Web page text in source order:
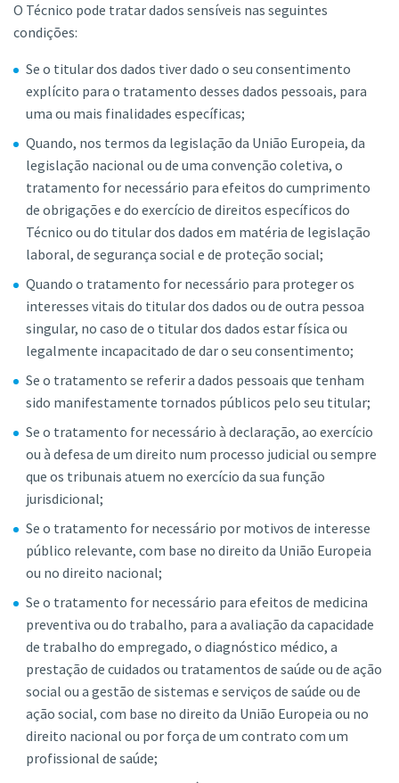
O Técnico pode tratar dados sensíveis nas seguintes
condições:
Se o titular dos dados tiver dado o seu consentimento
explícito para o tratamento desses dados pessoais, para
uma ou mais finalidades específicas;
Quando, nos termos da legislação da União Europeia, da
legislação nacional ou de uma convenção coletiva, o
tratamento for necessário para efeitos do cumprimento
de obrigações e do exercício de direitos específicos do
Técnico ou do titular dos dados em matéria de legislação
laboral, de segurança social e de proteção social;
Quando o tratamento for necessário para proteger os
interesses vitais do titular dos dados ou de outra pessoa
singular, no caso de o titular dos dados estar física ou
legalmente incapacitado de dar o seu consentimento;
Se o tratamento se referir a dados pessoais que tenham
sido manifestamente tornados públicos pelo seu titular;
Se o tratamento for necessário à declaração, ao exercício
ou à defesa de um direito num processo judicial ou sempre
que os tribunais atuem no exercício da sua função
jurisdicional;
Se o tratamento for necessário por motivos de interesse
público relevante, com base no direito da União Europeia
ou no direito nacional;
Se o tratamento for necessário para efeitos de medicina
preventiva ou do trabalho, para a avaliação da capacidade
de trabalho do empregado, o diagnóstico médico, a
prestação de cuidados ou tratamentos de saúde ou de ação
social ou a gestão de sistemas e serviços de saúde ou de
ação social, com base no direito da União Europeia ou no
direito nacional ou por força de um contrato com um
profissional de saúde;